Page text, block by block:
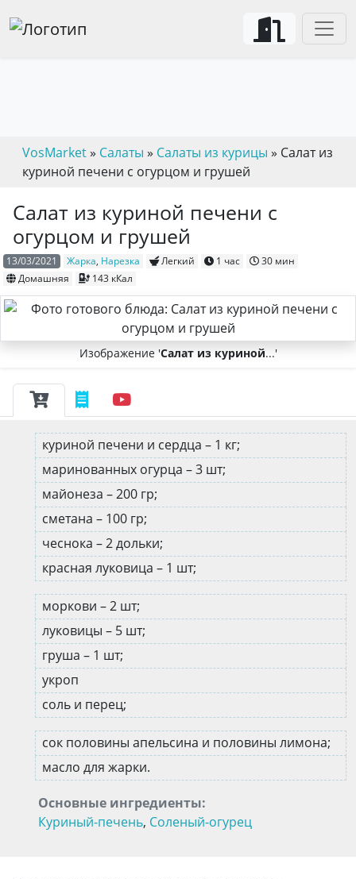
VosMarket» Салаты » Салаты из курицы » Салат из
куриной печени с огурцом и грушей
Салат из куриной печени с
огурцом и грушей
13/03/2021 Жарка, Нарезка Легкий 1 час
30 мин
Домашняя
143 кКал
Изображение 'Салат из куриной...'
куриной печени и сердца – 1 кг;
маринованных огурца – 3 шт;
майонеза – 200 гр;
сметана – 100 гр;
чеснока – 2 дольки;
красная луковица – 1 шт;
моркови – 2 шт;
луковицы – 5 шт;
груша – 1 шт;
укроп
соль и перец;
сок половины апельсина и половины лимона;
масло для жарки.
Основные ингредиенты:
Куриный-печень, Соленый-огурец